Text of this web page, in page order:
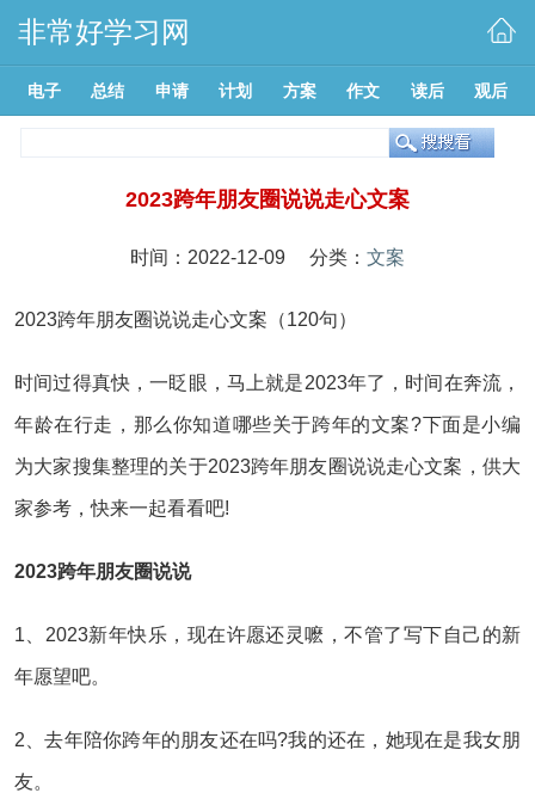
非常好学习网
电子 总结 申请 计划 方案 作文 读后 观后
2023跨年朋友圈说说走心文案
时间：2022-12-09 分类： 文案
2023跨年朋友圈说说走心文案（120句）
时间过得真快，一眨眼，马上就是2023年了，时间在奔流，
年龄在行走，那么你知道哪些关于跨年的文案?下面是小编
为大家搜集整理的关于2023跨年朋友圈说说走心文案，供大
家参考，快来一起看看吧!
2023跨年朋友圈说说
1、2023新年快乐，现在许愿还灵嚒，不管了写下自己的新
年愿望吧。
2、去年陪你跨年的朋友还在吗?我的还在，她现在是我女朋
友。